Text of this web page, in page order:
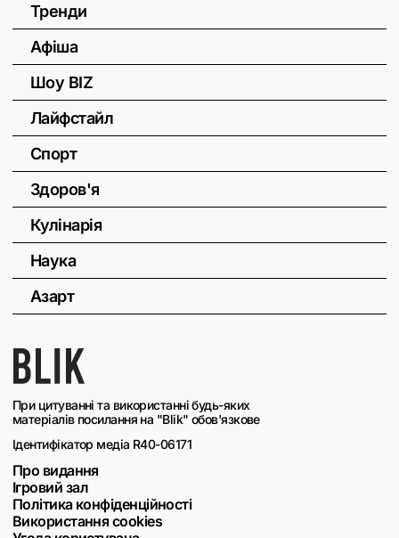
При цитуванні та використанні будь-яких
матеріалів посилання на "Blik" обов'язкове
Ідентифікатор медіа R40-06171
Про видання
Ігровий зал
Політика конфіденційності
Використання cookies
Тренди
Афіша
Шоу BIZ
Лайфстайл
Спорт
Здоров'я
Кулінарія
Наука
Азарт